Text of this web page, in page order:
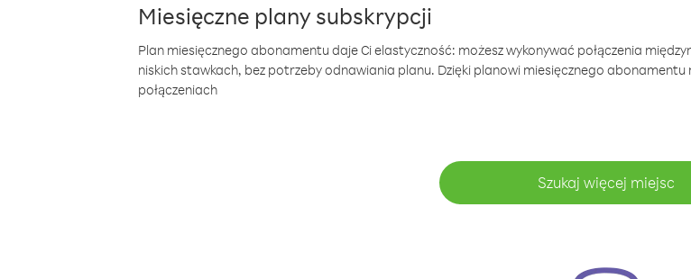
Miesięczne plany subskrypcji
Plan miesięcznego abonamentu daje Ci elastyczność: możesz wykonywać połączenia
niskich stawkach, bez potrzeby odnawiania planu. Dzięki planowi miesięcznego abonamentu
połączeniach
Szukaj więcej miejsc